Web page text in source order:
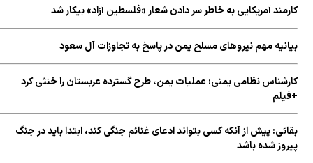
کارمند آمریکایی به خاطر سر دادن شعار «فلسطین آزاد» بیکار شد
بیانیه مهم نیروهای مسلح یمن در پاسخ به تجاوزات آل سعود
کارشناس نظامی یمنی: عملیات یمن، طرح گسترده عربستان را خنثی کرد
+فیلم
بقائی: پیش از آنکه کسی بتواند ادعای غنائم جنگی کند، ابتدا باید در جنگ
پیروز شده باشد